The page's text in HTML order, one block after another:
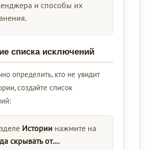
и способы их
списка исключений
определить, кто не увидит
создайте список
Истории нажмите на
скрывать от….